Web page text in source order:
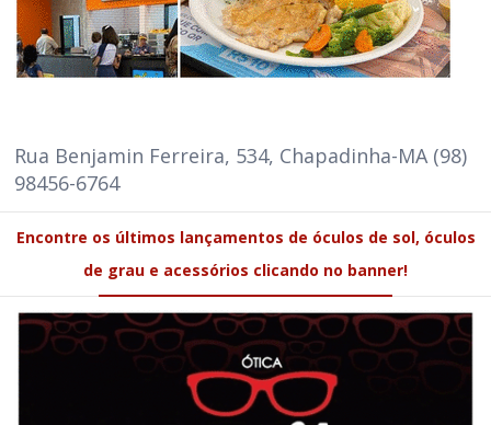
Rua Benjamin Ferreira, 534, Chapadinha-MA (98)
98456-6764
Encontre os últimos lançamentos de óculos de sol, óculos
de grau e acessórios clicando no banner!